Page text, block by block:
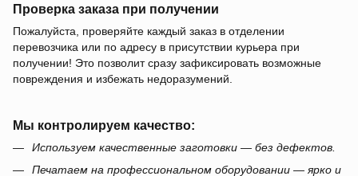
Проверка заказа при получении
Пожалуйста, проверяйте каждый заказ в отделении
перевозчика или по адресу в присутствии курьера при
получении! Это позволит сразу зафиксировать возможные
повреждения и избежать недоразумений.
Мы контролируем качество:
Используем качественные заготовки — без дефектов.
Печатаем на профессиональном оборудовании — ярко и